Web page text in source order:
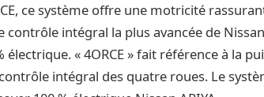
ce système offre une motricité
intégral la plus avancée de Nissan.
électrique. « 4ORCE » fait référence à la
intégral des quatre roues. Le